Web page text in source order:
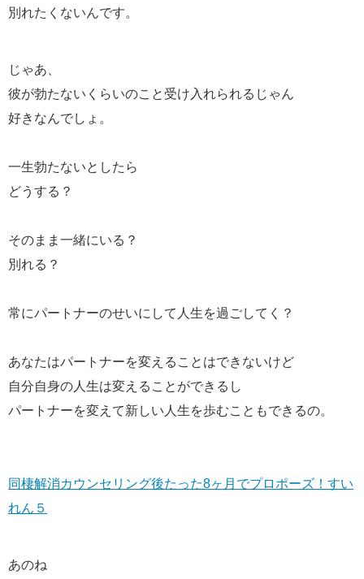
別れたくないんです。
じゃあ、
彼が勃たないくらいのこと受け入れられるじゃん
好きなんでしょ。
一生勃たないとしたら
どうする？
そのまま一緒にいる？
別れる？
常にパートナーのせいにして人生を過ごしてく？
あなたはパートナーを変えることはできないけど
自分自身の人生は変えることができるし
パートナーを変えて新しい人生を歩むこともできるの。
同棲解消カウンセリング後たった8ヶ月でプロポーズ！すい
れん５
あのね